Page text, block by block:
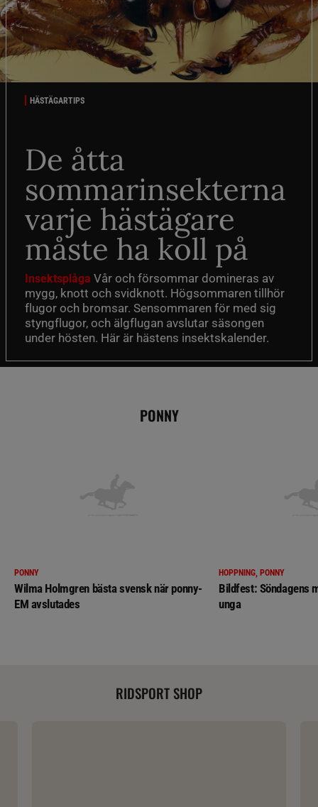
HÄSTÄGARTIPS
De åtta
sommarinsekterna
varje hästägare
måste ha koll på
Insektsplåga Vår och försommar domineras av
mygg, knott och svidknott. Högsommaren tillhör
flugor och bromsar. Sensommaren för med sig
styngflugor, och älgflugan avslutar säsongen
under hösten. Här är hästens insektskalender.
PONNY
PONNY
Wilma Holmgren bästa svensk när ponny-
EM avslutades
HOPPNING, PONNY
Bildfest: Söndagens
unga
RIDSPORT SHOP